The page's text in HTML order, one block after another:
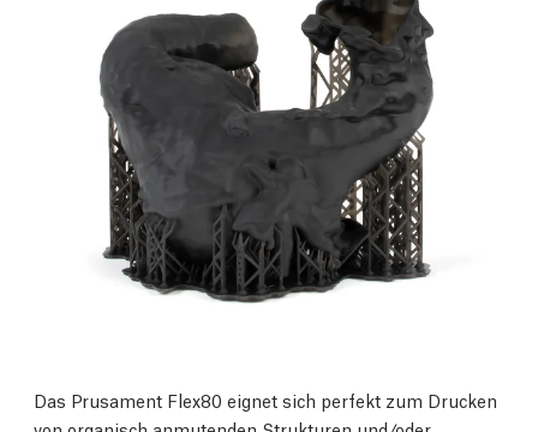
Das Prusament Flex80 eignet sich perfekt zum Drucken